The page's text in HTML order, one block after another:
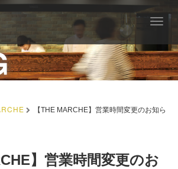
T
g
g
l
e
t
【THE MARCHE】営業時間変更のお知ら
】営業時間変更のお